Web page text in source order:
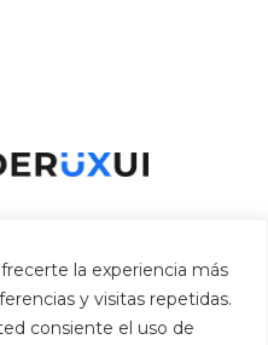
la experiencia más
y visitas repetidas.
consiente el uso de
Directoriux
Sobre mí